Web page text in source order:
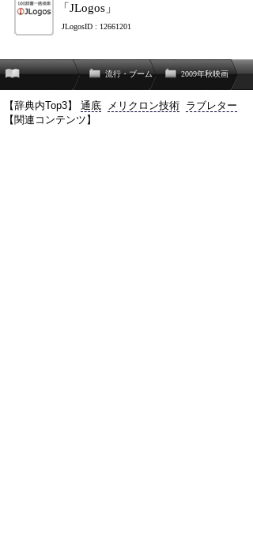
「JLogos」
JLogosID : 12661201
流行・ブーム 2009年秋映画
【辞典内Top3】 通底 メリクロン技術 ラブレター
【関連コンテンツ】